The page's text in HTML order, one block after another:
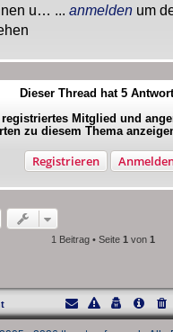
u… ... anmelden um
Dieser Thread hat 5
Mitglied und
zu diesem Thema
Registrieren
1 Beitrag • Seite 1 von 1